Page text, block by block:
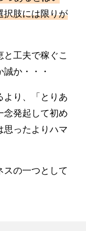
択肢には限りが
と工夫で稼ぐこ
か・・・
より、「とりあ
念発起して初め
思ったよりハマ
スの一つとして